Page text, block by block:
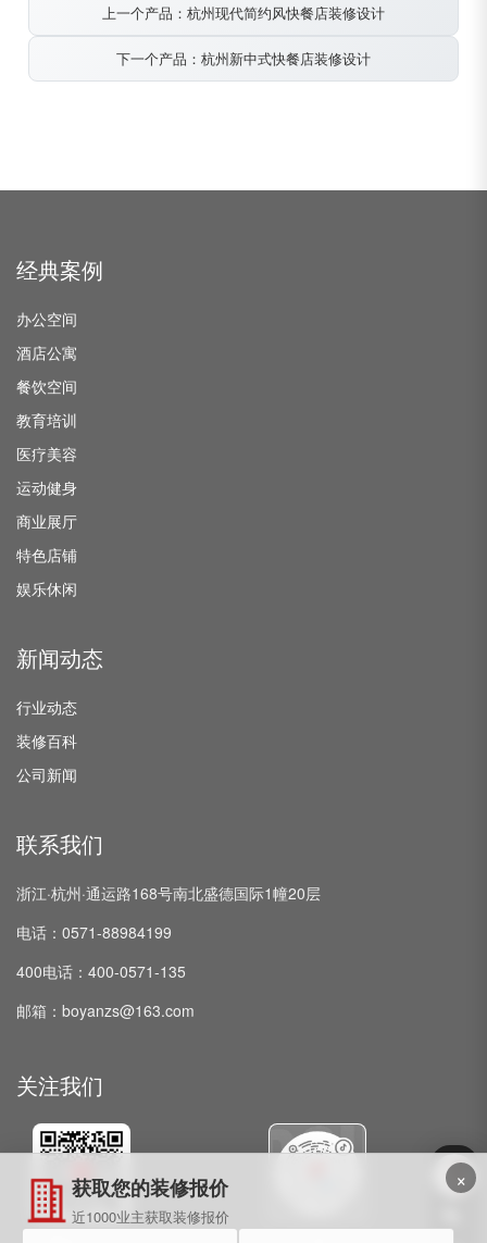
上一个产品：杭州现代简约风快餐店装修设计
下一个产品：杭州新中式快餐店装修设计
经典案例
办公空间
酒店公寓
餐饮空间
教育培训
医疗美容
运动健身
商业展厅
特色店铺
娱乐休闲
新闻动态
行业动态
装修百科
公司新闻
联系我们
浙江·杭州·通运路168号南北盛德国际1幢20层
电话：0571-88984199
400电话：400-0571-135
邮箱：boyanzs@163.com
关注我们
获取您的装修报价
近1000业主获取装修报价
×